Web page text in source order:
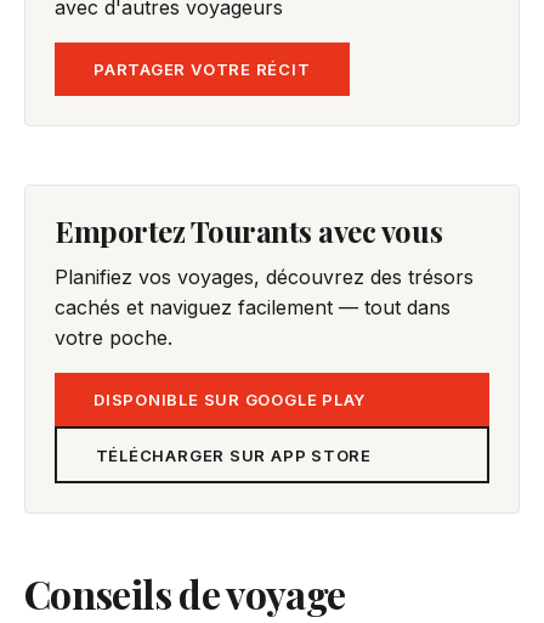
avec d'autres voyageurs
PARTAGER VOTRE RÉCIT
Emportez Tourants avec vous
Planifiez vos voyages, découvrez des trésors
cachés et naviguez facilement — tout dans
votre poche.
DISPONIBLE SUR GOOGLE PLAY
TÉLÉCHARGER SUR APP STORE
Conseils de voyage